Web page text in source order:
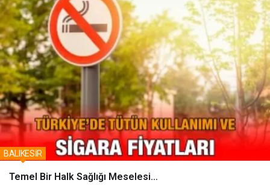
Temel Bir Halk Sağlığı Meselesi…
BALIKESİR